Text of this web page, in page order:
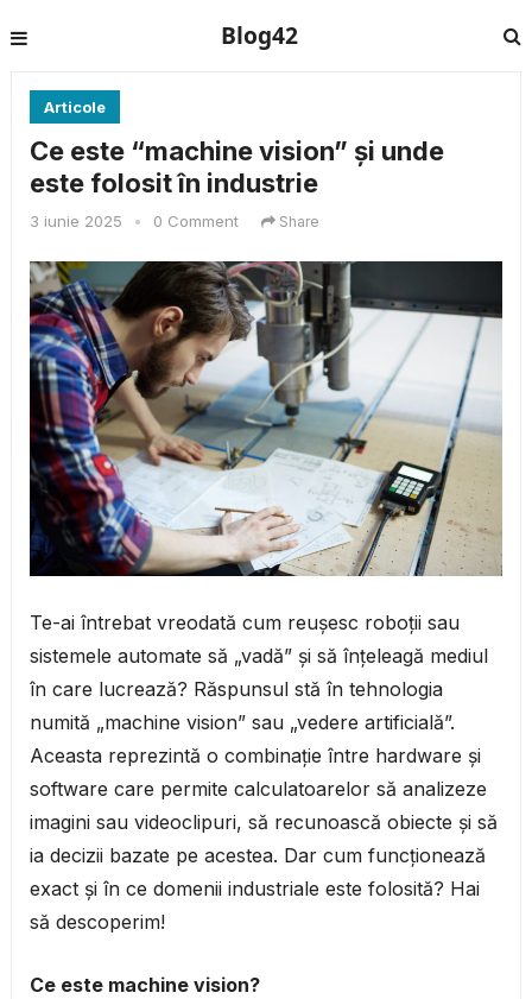
Blog42
Articole
Ce este “machine vision” și unde
este folosit în industrie
3 iunie 2025 • 0 Comment Share
Te-ai întrebat vreodată cum reușesc roboții sau
sistemele automate să „vadă” și să înțeleagă mediul
în care lucrează? Răspunsul stă în tehnologia
numită „machine vision” sau „vedere artificială”.
Aceasta reprezintă o combinație între hardware și
software care permite calculatoarelor să analizeze
imagini sau videoclipuri, să recunoască obiecte și să
ia decizii bazate pe acestea. Dar cum funcționează
exact și în ce domenii industriale este folosită? Hai
să descoperim!
Ce este machine vision?